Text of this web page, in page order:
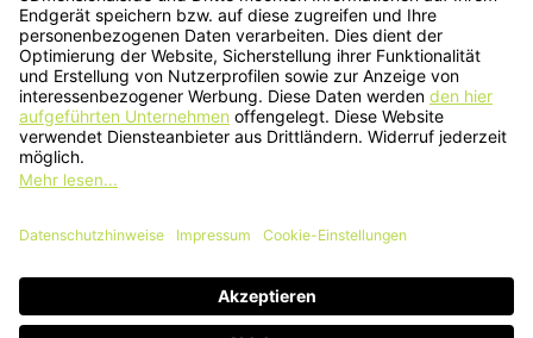
© 2026 3Dmensionals / PONTIALIS GmbH & Co. KG - All Rights Reserved.​
Kundenbewertung